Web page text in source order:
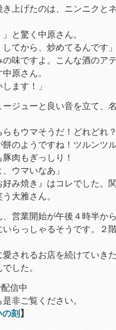
上げたのは、ニンニクと
と驚く中原さん。
してから、炒めてるんです
の味ですよ。こんな酒のア
原さん。
ます！」
ジューと良い音を立て、
らもウマそうだ！どれどれ
のようですね！ツルンツ
肉もぎっしり！
ウマいなあ」
好み焼き』はコレでした。
大雅さん。
営業開始が午後４時半か
らっしゃるそうです。２
愛されるお店を続けていき
した。
信中
非ご覧ください。
刻 】